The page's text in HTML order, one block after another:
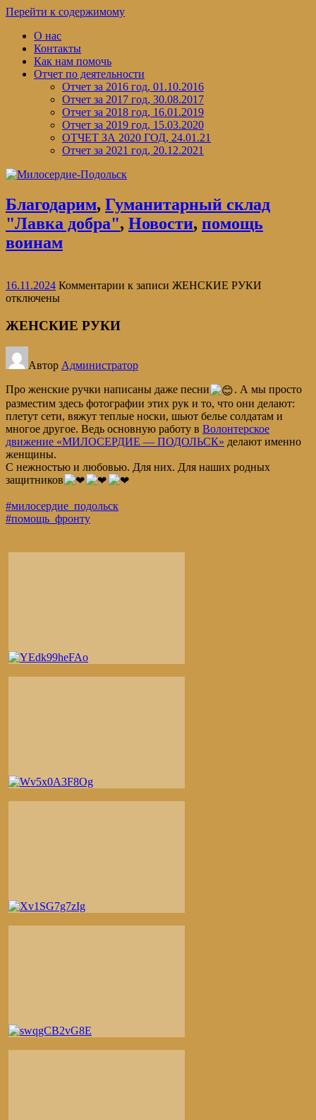
Перейти к содержимому
О нас
Контакты
Как нам помочь
Отчет по деятельности
Отчет за 2016 год, 01.10.2016
Отчет за 2017 год, 30.08.2017
Отчет за 2018 год, 16.01.2019
Отчет за 2019 год, 15.03.2020
ОТЧЕТ ЗА 2020 ГОД, 24.01.21
Отчет за 2021 год, 20.12.2021
Благодарим, Гуманитарный склад
"Лавка добра", Новости, помощь
воинам
16.11.2024 Комментарии к записи ЖЕНСКИЕ РУКИ
отключены
ЖЕНСКИЕ РУКИ
Автор Администратор
Про женские ручки написаны даже песни
. А мы просто
разместим здесь фотографии этих рук и то, что они делают:
плетут сети, вяжут теплые носки, шьют белье солдатам и
многое другое. Ведь основную работу в Волонтерское
движение «МИЛОСЕРДИЕ — ПОДОЛЬСК» делают именно
женщины.
С нежностью и любовью. Для них. Для наших родных
защитников
#милосердие_подольск
#помощь_фронту